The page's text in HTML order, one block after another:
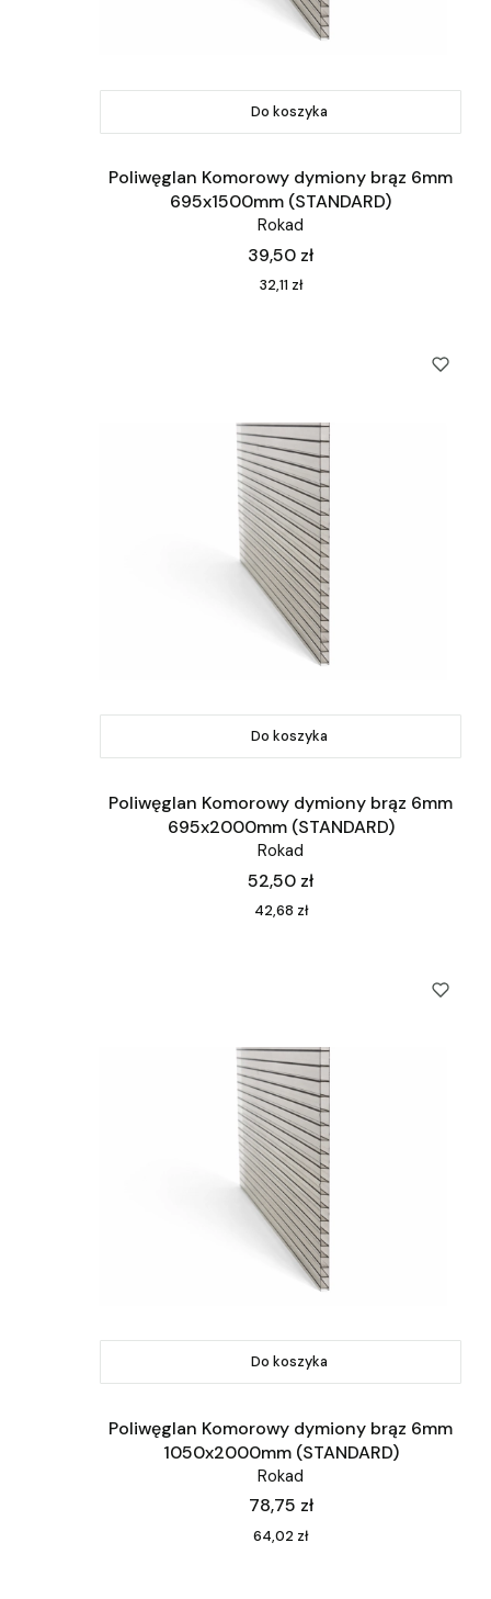
Do koszyka
Poliwęglan Komorowy dymiony brąz 6mm
695x1500mm (STANDARD)
Rokad
Cena
39,50 zł
Cena
32,11 zł
Do koszyka
Poliwęglan Komorowy dymiony brąz 6mm
695x2000mm (STANDARD)
Rokad
Cena
52,50 zł
Cena
42,68 zł
Do koszyka
Poliwęglan Komorowy dymiony brąz 6mm
1050x2000mm (STANDARD)
Rokad
Cena
78,75 zł
Cena
64,02 zł